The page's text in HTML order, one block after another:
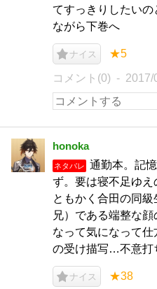
てすっきりしたい
ながら下巻へ
ナイス ★5
コメント(0) 2017/
honoka
ネタバレ
通勤本。記
ず。要は寝不足ゆ
ともかく合田の同
兄）である端整な
なって気になって
の受け描写…不意打
ナイス ★38